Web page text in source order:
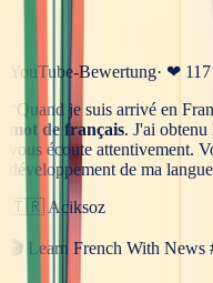
YouTube-Bewertung· ❤ 117
Quand je suis arrivé en
mot de français. J'ai obtenu
vous écoute attentivement.
développement de ma
🇹🇷 Aciksoz
🎬 Learn French With